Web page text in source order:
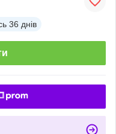
36 днів